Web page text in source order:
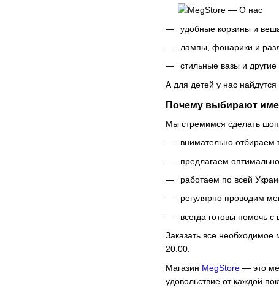
удобные корзины и
лампы, фонарики и
стильные вазы и
А для детей у нас
Почему выбирают
Мы стремимся сделать
внимательно
предлагаем
работаем по всей
регулярно проводим
всегда готовы помочь
Заказать все
20.00.
Магазин MegStore — это
удовольствие от каждой